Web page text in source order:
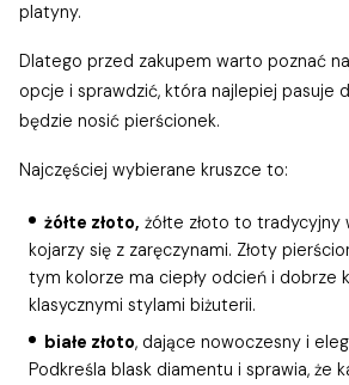
platyny.
Dlatego przed zakupem warto poznać
opcje i sprawdzić, która najlepiej pasuje
będzie nosić pierścionek.
Najczęściej wybierane kruszce to:
żółte złoto, żółte złoto to
kojarzy się z zaręczynami. Złoty
tym kolorze ma ciepły odcień i dobrze
klasycznymi stylami biżuterii.
białe złoto, dające nowoczesny i
Podkreśla blask diamentu i sprawia, że